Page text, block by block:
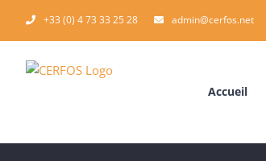
+33 (0) 4 73 33 25 28 admin@cerfos.net
Accueil